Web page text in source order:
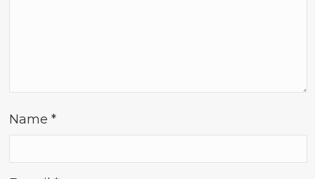
Name*